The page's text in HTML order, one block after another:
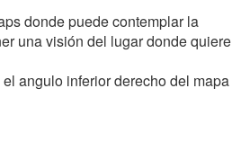
donde puede contemplar la
una visión del lugar donde quiere
angulo inferior derecho del mapa